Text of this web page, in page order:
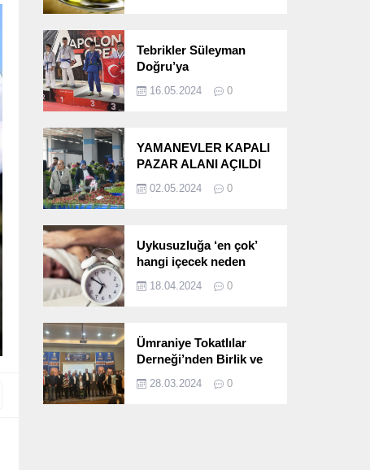
Tebrikler Süleyman
Doğru’ya
16.05.2024 0
YAMANEVLER KAPALI
PAZAR ALANI AÇILDI
02.05.2024 0
Uykusuzluğa ‘en çok’
hangi içecek neden
18.04.2024 0
Ümraniye Tokatlılar
Derneği’nden Birlik ve
Programı
28.03.2024 0